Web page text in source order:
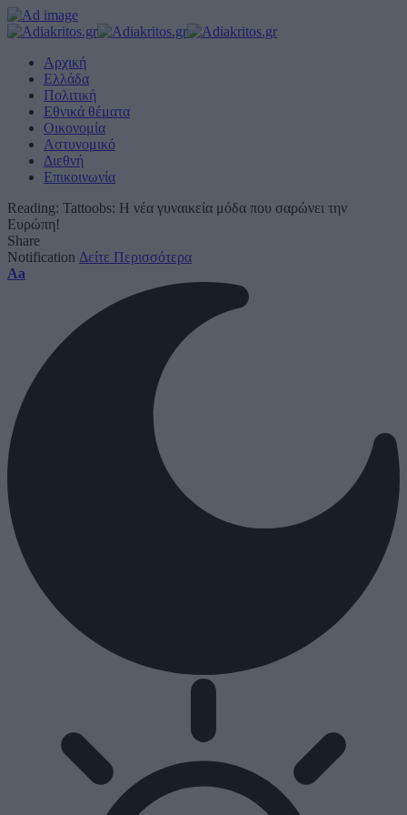
Αρχική
Ελλάδα
Πολιτική
Εθνικά θέματα
Οικονομία
Αστυνομικό
Διεθνή
Επικοινωνία
Reading: Tattoobs: Η νέα γυναικεία μόδα που σαρώνει την
Ευρώπη!
Share
Notification Δείτε Περισσότερα
Font
Aa